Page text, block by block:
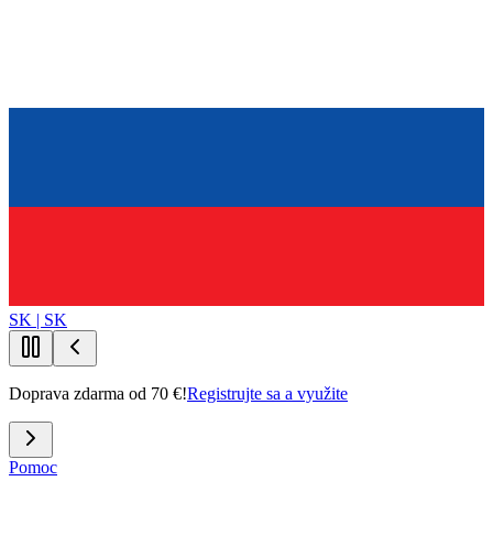
SK | SK
Doprava zdarma od 70 €!Registrujte sa a využite
Pomoc